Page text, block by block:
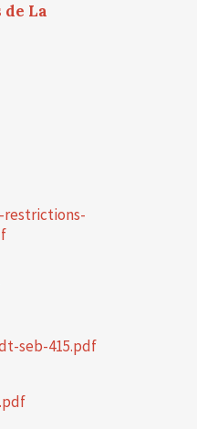
de La
restrictions-
seb-415.pdf